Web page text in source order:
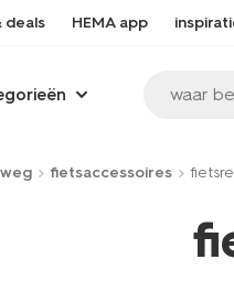
deals HEMA app
waar
fietsaccessoires